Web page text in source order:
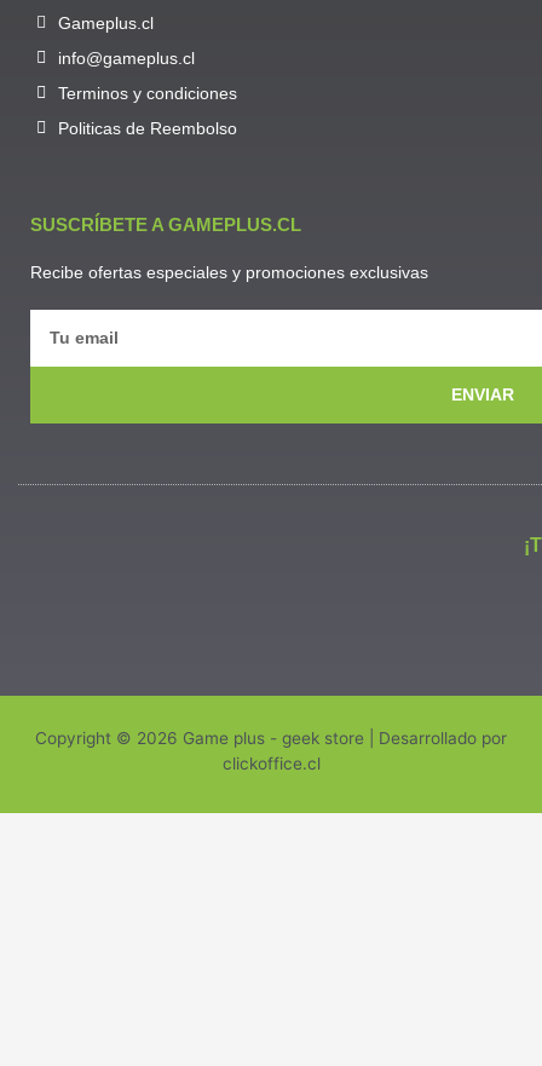
Gameplus.cl
info@gameplus.cl
Terminos y condiciones
Politicas de Reembolso
SUSCRÍBETE A GAMEPLUS.CL
Recibe ofertas especiales y promociones exclusivas
ENVIAR
Copyright © 2026 Game plus - geek store | Desarrollado por
clickoffice.cl